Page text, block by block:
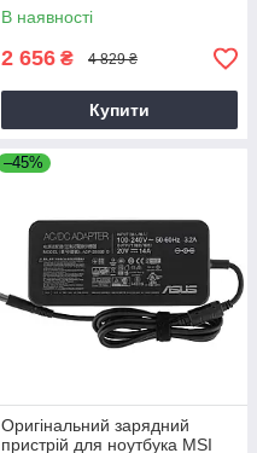
В наявності
2 656 ₴ 4 829 ₴
Купити
–45%
Оригінальний зарядний
пристрій для ноутбука MSI